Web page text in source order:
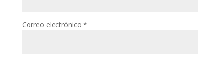
Correo electrónico *